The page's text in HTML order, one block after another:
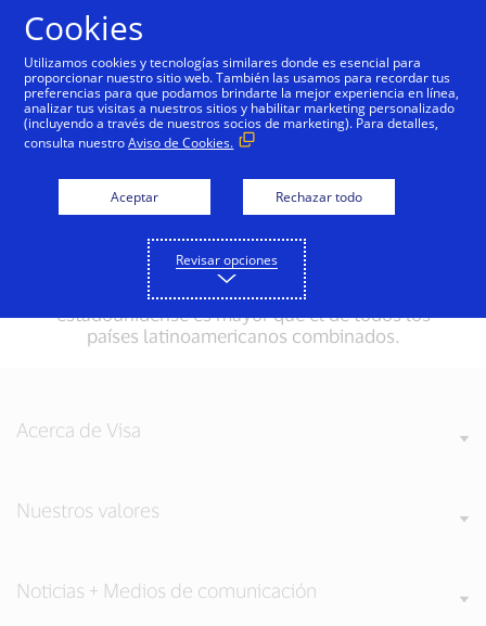
Comparación con el país
seleccionado como
de referencia y modelo para fines de
comparación este año. Actualmente el
mercado de comercio electrónico
estadounidense es mayor que el de todos los
países latinoamericanos combinados.
Acerca de Visa
Nuestros valores
Noticias + Medios de comunicación
Cookies
Utilizamos cookies y tecnologías similares donde es esencial para
proporcionar nuestro sitio web. También las usamos para recordar tus
preferencias para que podamos brindarte la mejor experiencia en línea,
analizar tus visitas a nuestros sitios y habilitar marketing personalizado
(incluyendo a través de nuestros socios de marketing). Para detalles,
consulta nuestroAviso de Cookies.
Aceptar Rechazar todo
Revisar opciones